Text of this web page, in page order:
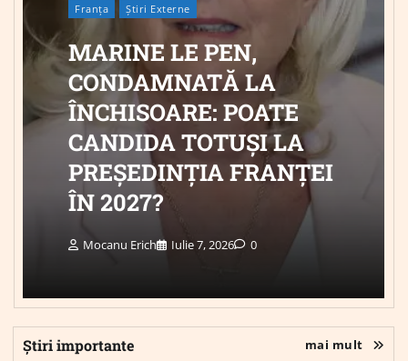
Franța Știri Externe
MARINE LE PEN,
CONDAMNATĂ LA
ÎNCHISOARE: POATE
CANDIDA TOTUȘI LA
PREȘEDINȚIA FRANȚEI
ÎN 2027?
Mocanu Erich Iulie 7, 2026 0
Știri importante mai mult